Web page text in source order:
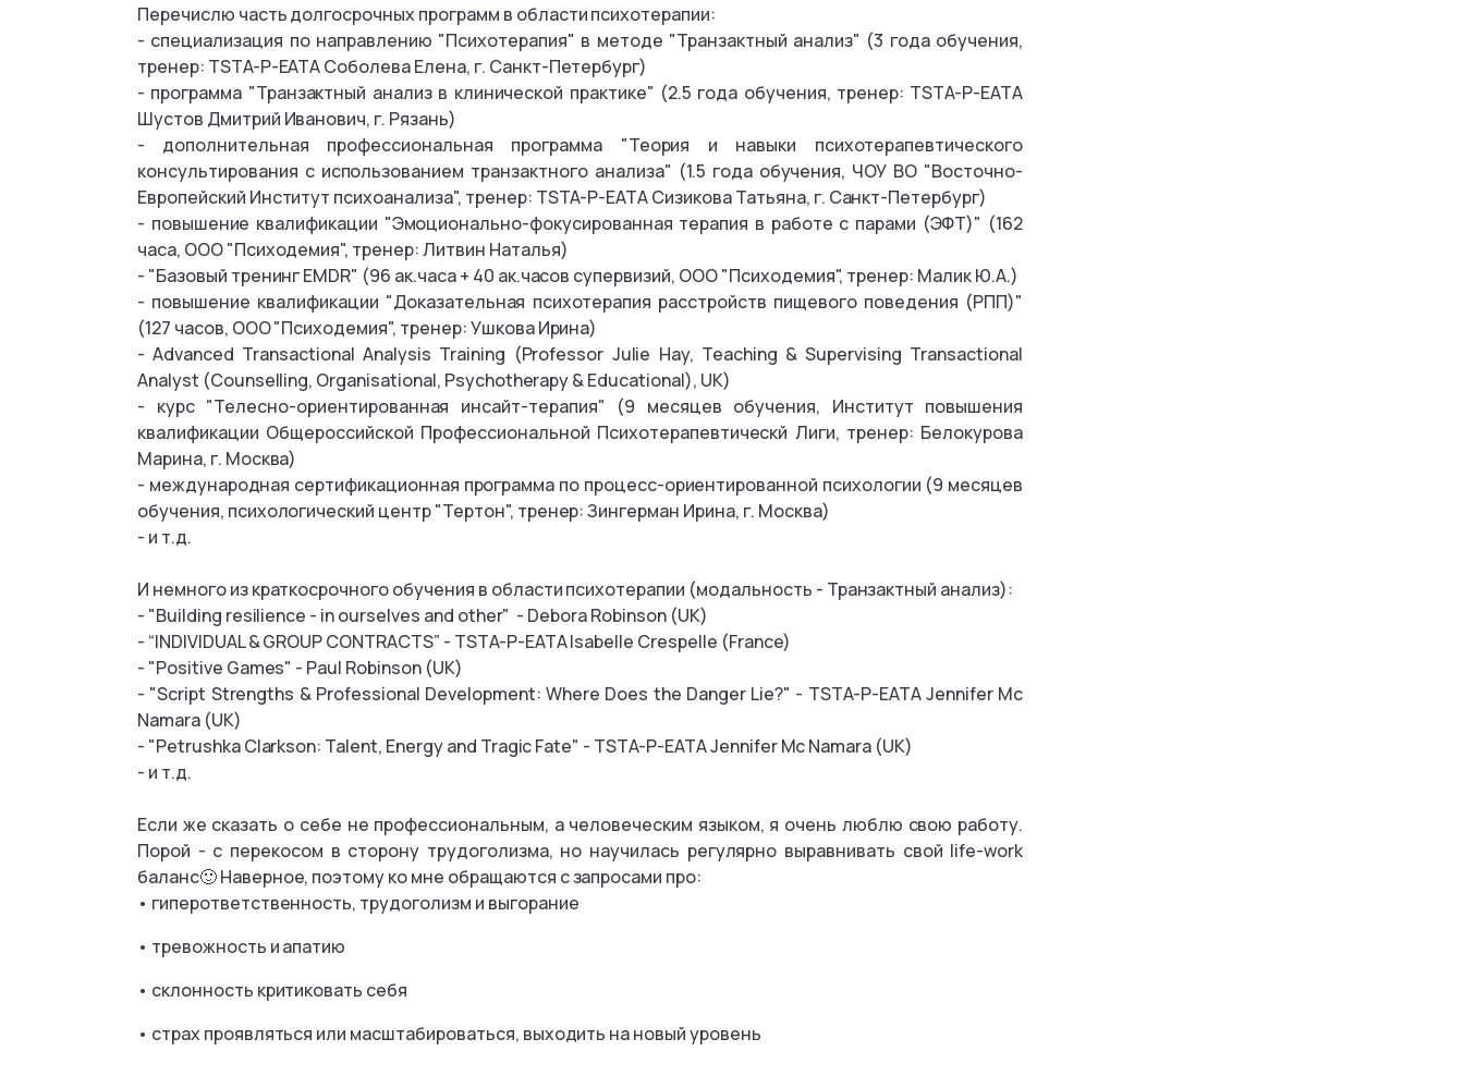
Перечислю часть долгосрочных программ в области психотерапии:
- специализация по направлению "Психотерапия" в методе "Транзактный анализ" (3 года обучения,
тренер: TSTA-P-EATA Соболева Елена, г. Санкт-Петербург)
- программа "Транзактный анализ в клинической практике" (2.5 года обучения, тренер: TSTA-P-EATA
Шустов Дмитрий Иванович, г. Рязань)
- дополнительная профессиональная программа "Теория и навыки психотерапевтического
консультирования с использованием транзактного анализа" (1.5 года обучения, ЧОУ ВО "Восточно-
Европейский Институт психоанализа", тренер: TSTA-P-EATA Сизикова Татьяна, г. Санкт-Петербург)
- повышение квалификации "Эмоционально-фокусированная терапия в работе с парами (ЭФТ)" (162
часа, ООО "Психодемия", тренер: Литвин Наталья)
- "Базовый тренинг EMDR" (96 ак.часа + 40 ак.часов супервизий, ООО "Психодемия", тренер: Малик Ю.А.)
- повышение квалификации "Доказательная психотерапия расстройств пищевого поведения (РПП)"
(127 часов, ООО "Психодемия", тренер: Ушкова Ирина)
- Advanced Transactional Analysis Training (Professor Julie Hay, Teaching & Supervising Transactional
Analyst (Counselling, Organisational, Psychotherapy & Educational), UK)
- курс "Телесно-ориентированная инсайт-терапия" (9 месяцев обучения, Институт повышения
квалификации Общероссийской Профессиональной Психотерапевтическй Лиги, тренер: Белокурова
Марина, г. Москва)
- международная сертификационная программа по процесс-ориентированной психологии (9 месяцев
обучения, психологический центр "Тертон", тренер: Зингерман Ирина, г. Москва)
- и т.д.
И немного из краткосрочного обучения в области психотерапии (модальность - Транзактный анализ):
- "Building resilience - in ourselves and other" - Debora Robinson (UK)
- “INDIVIDUAL & GROUP CONTRACTS” - TSTA-P-EATA Isabelle Crespelle (France)
- "Positive Games" - Paul Robinson (UK)
- "Script Strengths & Professional Development: Where Does the Danger Lie?" - TSTA-P-EATA Jennifer Mc
Namara (UK)
- "Petrushka Clarkson: Talent, Energy and Tragic Fate" - TSTA-P-EATA Jennifer Mc Namara (UK)
- и т.д.
Если же сказать о себе не профессиональным, а человеческим языком, я очень люблю свою работу.
Порой - с перекосом в сторону трудоголизма, но научилась регулярно выравнивать свой life-work
баланс🙂 Наверное, поэтому ко мне обращаются с запросами про:
• гиперответственность, трудоголизм и выгорание
• тревожность и апатию
• склонность критиковать себя
• страх проявляться или масштабироваться, выходить на новый уровень